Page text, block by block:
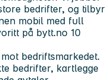
bedrifter, og tilbyr
mobil med full
på bytt.no 10
bedriftsmarkedet.
bedrifter, kartlegge